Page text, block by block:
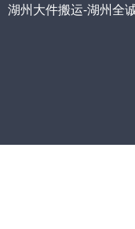
湖州大件搬运-湖州全